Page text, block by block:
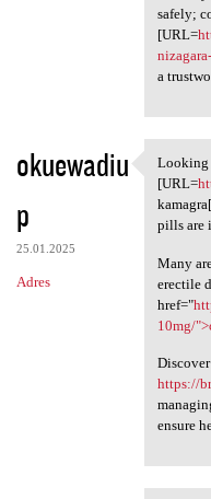
safely;
[URL=
a
okuewadiu
p
25.01.2025
Adres
Looking
[URL=
pills are
Many
erectile
href="
10mg/
https://
ensure